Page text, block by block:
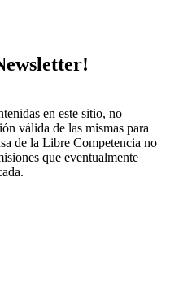
en este sitio, no
válida de las mismas para
de la Libre Competencia no
que eventualmente